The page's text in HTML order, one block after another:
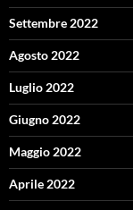
Settembre 2022
Agosto 2022
Luglio 2022
Giugno 2022
Maggio 2022
Aprile 2022